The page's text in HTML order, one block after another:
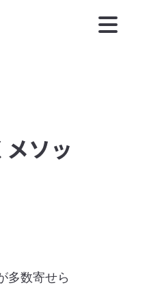
ソッ
多数寄せら